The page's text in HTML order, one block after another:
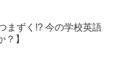
まずく!? 今の学校英語
？】